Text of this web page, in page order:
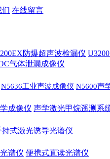
们 在线留言
防爆超声波检漏仪
气体泄漏成像仪
N5636工业声波成像仪 N5600声
成像仪 声学激光甲烷遥测系
持式激光诱导光谱仪
谱仪 便携式直读光谱仪